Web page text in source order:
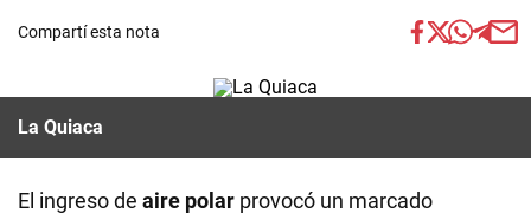
Compartí esta nota
La Quiaca
El ingreso de aire polar provocó un marcado